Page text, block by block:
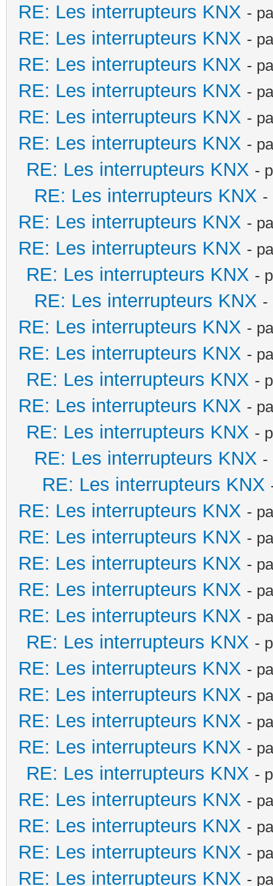
RE: Les interrupteurs KNX -
RE: Les interrupteurs KNX -
RE: Les interrupteurs KNX -
RE: Les interrupteurs KNX -
RE: Les interrupteurs KNX -
RE: Les interrupteurs KNX -
RE: Les interrupteurs KNX -
RE: Les interrupteurs KNX -
RE: Les interrupteurs KNX -
RE: Les interrupteurs KNX -
RE: Les interrupteurs KNX -
RE: Les interrupteurs KNX -
RE: Les interrupteurs KNX -
RE: Les interrupteurs KNX -
RE: Les interrupteurs KNX -
RE: Les interrupteurs KNX -
RE: Les interrupteurs KNX -
RE: Les interrupteurs KNX -
RE: Les interrupteurs KNX
RE: Les interrupteurs KNX -
RE: Les interrupteurs KNX -
RE: Les interrupteurs KNX -
RE: Les interrupteurs KNX -
RE: Les interrupteurs KNX -
RE: Les interrupteurs KNX -
RE: Les interrupteurs KNX -
RE: Les interrupteurs KNX -
RE: Les interrupteurs KNX -
RE: Les interrupteurs KNX -
RE: Les interrupteurs KNX -
RE: Les interrupteurs KNX -
RE: Les interrupteurs KNX -
RE: Les interrupteurs KNX -
RE: Les interrupteurs KNX -